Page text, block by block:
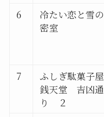
6
冷たい恋と雪の
密室
7
ふしぎ駄菓子屋
銭天堂 吉凶通
り ２